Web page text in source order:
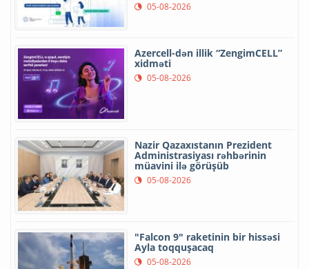
05-08-2026
Azercell-dən illik “ZengimCELL”
xidməti
05-08-2026
Nazir Qazaxıstanın Prezident
Administrasiyası rəhbərinin
müavini ilə görüşüb
05-08-2026
"Falcon 9" raketinin bir hissəsi
Ayla toqquşacaq
05-08-2026